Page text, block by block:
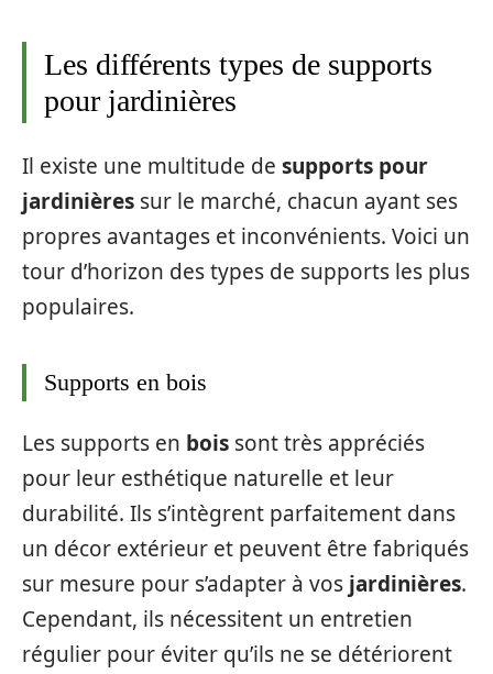
Les différents types de supports
pour jardinières
Il existe une multitude de supports pour
jardinières sur le marché, chacun ayant ses
propres avantages et inconvénients. Voici un
tour d’horizon des types de supports les plus
populaires.
Supports en bois
Les supports en bois sont très appréciés
pour leur esthétique naturelle et leur
durabilité. Ils s’intègrent parfaitement dans
un décor extérieur et peuvent être fabriqués
sur mesure pour s’adapter à vos jardinières.
Cependant, ils nécessitent un entretien
régulier pour éviter qu’ils ne se détériorent